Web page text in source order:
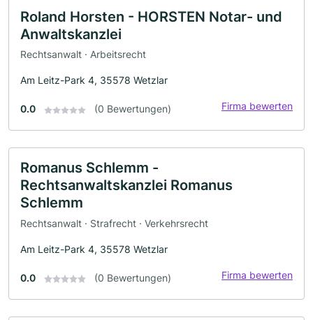
Roland Horsten - HORSTEN Notar- und
Anwaltskanzlei
Rechtsanwalt · Arbeitsrecht
Am Leitz-Park 4, 35578 Wetzlar
0.0 (0 Bewertungen) Firma bewerten
Romanus Schlemm -
Rechtsanwaltskanzlei Romanus
Schlemm
Rechtsanwalt · Strafrecht · Verkehrsrecht
Am Leitz-Park 4, 35578 Wetzlar
0.0 (0 Bewertungen) Firma bewerten